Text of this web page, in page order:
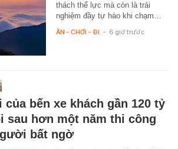
thách thể lực mà còn là trải
nghiệm đầy tự hào khi chạm…
ĂN - CHƠI - ĐI - 6 giờ trước
của bến xe khách gần 120 tỷ
sau hơn một năm thi công
bất ngờ